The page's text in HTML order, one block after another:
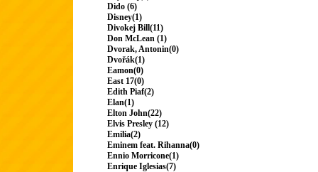
Dido (6)
Disney(1)
Divokej Bill(11)
Don McLean (1)
Dvorak, Antonin(0)
Dvořák(1)
Eamon(0)
East 17(0)
Edith Piaf(2)
Elan(1)
Elton John(22)
Elvis Presley (12)
Emilia(2)
Eminem feat. Rihanna(0)
Ennio Morricone(1)
Enrique Iglesias(7)